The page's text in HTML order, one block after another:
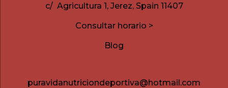
c/ Agricultura 1, Jerez, Spain 11407
Consultar horario >
Blog
puravidanutriciondeportiva@hotmail.com